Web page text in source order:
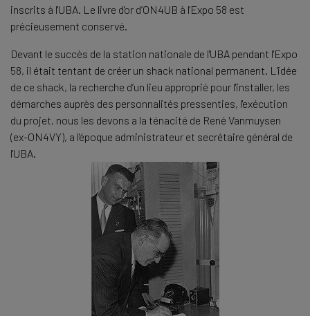
inscrits à l'UBA. Le livre d'or d’ON4UB à l'Expo 58 est
précieusement conservé.
Devant le succès de la station nationale de l'UBA pendant l'Expo
58, il était tentant de créer un shack national permanent. L'idée
de ce shack, la recherche d’un lieu approprié pour l'installer, les
démarches auprès des personnalités pressenties, l'exécution
du projet, nous les devons a la ténacité de René Vanmuysen
(ex-ON4VY), a l'époque administrateur et secrétaire général de
l'UBA.